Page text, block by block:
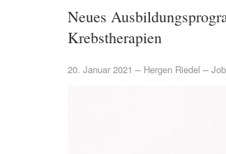
Neues
Krebstherapien
20. Januar 2021 Hergen Riedel